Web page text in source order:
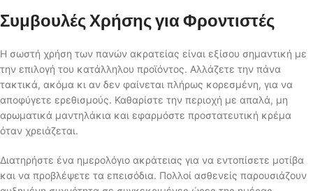
Συμβουλές Χρήσης για Φροντιστές
Η σωστή χρήση των πανών ακρατείας είναι εξίσου σημαντική με
την επιλογή του κατάλληλου προϊόντος. Αλλάζετε την πάνα
τακτικά, ακόμα κι αν δεν φαίνεται πλήρως κορεσμένη, για να
αποφύγετε ερεθισμούς. Καθαρίστε την περιοχή με απαλά, μη
αρωματικά μαντηλάκια και εφαρμόστε προστατευτική κρέμα
όταν χρειάζεται.
Διατηρήστε ένα ημερολόγιο ακράτειας για να εντοπίσετε μοτίβα
και να προβλέψετε τα επεισόδια. Πολλοί ασθενείς παρουσιάζουν